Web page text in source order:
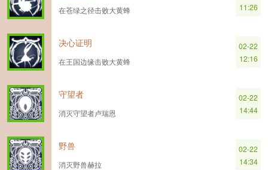
在苍绿之径击败大黄蜂
11:26
决心证明
在王国边缘击败大黄蜂
02-22
12:16
守望者
消灭守望者卢瑞恩
02-22
14:44
野兽
消灭野兽赫拉
02-22
14:34